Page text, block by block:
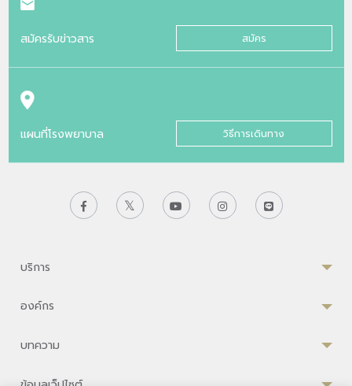
สมัครรับข่าวสาร สมัคร
แผนที่โรงพยาบาล วิธีการเดินทาง
บริการ
องค์กร
บทความ